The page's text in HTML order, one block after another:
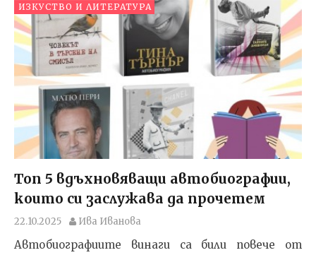
ИЗКУСТВО И ЛИТЕРАТУРА
Топ 5 вдъхновяващи автобиографии,
които си заслужава да прочетем
22.10.2025 Ива Иванова
Автобиографиите винаги са били повече от